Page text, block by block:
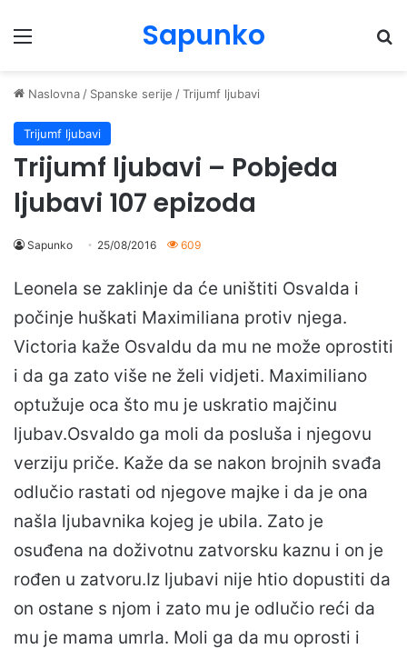
Menu Sapunko
Naslovna / Spanske serije /Trijumf ljubavi
Trijumf ljubavi
Trijumf ljubavi – Pobjeda
ljubavi 107 epizoda
Sapunko 25/08/2016 609
Leonela se zaklinje da će uništiti Osvalda i
počinje huškati Maximiliana protiv njega.
Victoria kaže Osvaldu da mu ne može oprostiti
i da ga zato više ne želi vidjeti. Maximiliano
optužuje oca što mu je uskratio majčinu
ljubav.Osvaldo ga moli da posluša i njegovu
verziju priče. Kaže da se nakon brojnih svađa
odlučio rastati od njegove majke i da je ona
našla ljubavnika kojeg je ubila. Zato je
osuđena na doživotnu zatvorsku kaznu i on je
rođen u zatvoru.Iz ljubavi nije htio dopustiti da
on ostane s njom i zato mu je odlučio reći da
mu je mama umrla. Moli ga da mu oprosti i